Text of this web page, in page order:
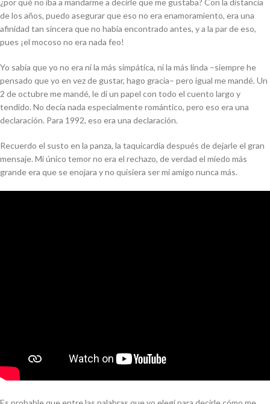
¿por qué no iba a mandarme a decirle que me gustaba? Con la distancia
de los años, puedo asegurar que eso no era enamoramiento, era una
afinidad tan sincera que no había encontrado antes, y a la par de eso,
pues ¡el mocoso no era nada feo!
Yo sabía que yo no era ni la más simpática, ni la más linda –siempre he
pensado que yo en vez de gustar, hago gracia– pero igual me mandé. Un
2 de octubre me mandé, le di un papel con todo el cuento largo y
tendido. No decía nada especialmente romántico, pero eso era una
declaración. Para 1992, eso era una declaración.
Recuerdo el susto en la panza, la taquicardia después de dejarle el gran
mensaje. Mi único temor no era el rechazo, de verdad el miedo más
grande era que se enojara y no quisiera ser mi amigo nunca más.